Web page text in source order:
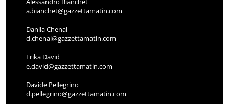
a.bianchet@gazzettamatin.com
Danila Chenal
d.chenal@gazzettamatin.com
Erika David
e.david@gazzettamatin.com
Davide Pellegrino
d.pellegrino@gazzettamatin.com